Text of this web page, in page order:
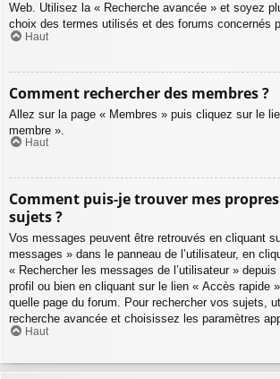
Web. Utilisez la « Recherche avancée » et soyez
choix des termes utilisés et des forums concernés
Haut
Comment rechercher des membres ?
Allez sur la page « Membres » puis cliquez sur le
membre ».
Haut
Comment puis-je trouver mes
sujets ?
Vos messages peuvent être retrouvés en cliquant
messages » dans le panneau de l’utilisateur, en
« Rechercher les messages de l’utilisateur »
profil ou bien en cliquant sur le lien « Accès rapide
quelle page du forum. Pour rechercher vos sujets,
recherche avancée et choisissez les paramètres
Haut